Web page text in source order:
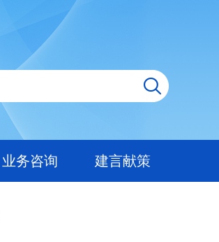
业务咨询 建言献策